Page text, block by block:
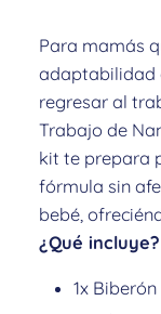
Para mamás
adaptabilidad
regresar al
Trabajo de
kit te prepara
fórmula sin
bebé,
¿Qué incluye?
1x